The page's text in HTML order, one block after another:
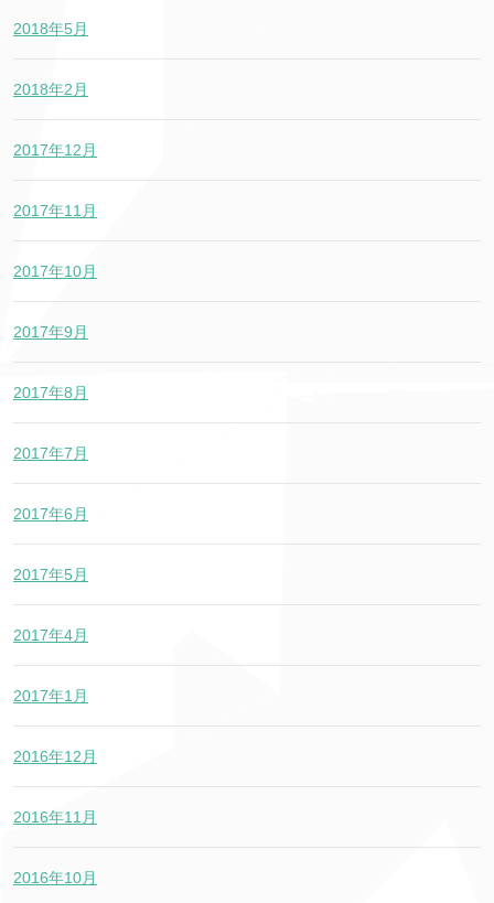
2018年5月
2018年2月
2017年12月
2017年11月
2017年10月
2017年9月
2017年8月
2017年7月
2017年6月
2017年5月
2017年4月
2017年1月
2016年12月
2016年11月
2016年10月